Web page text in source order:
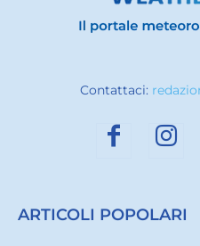
Contattaci:
ARTICOLI POPOLARI